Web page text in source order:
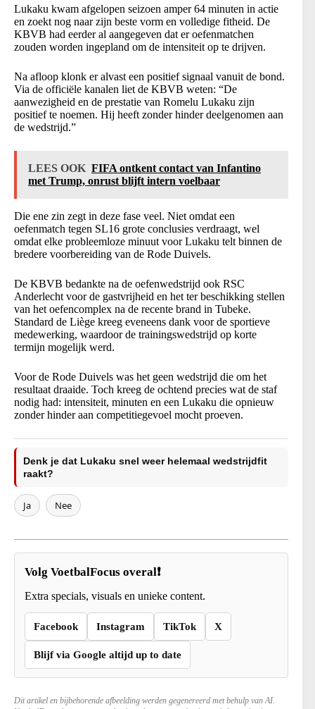
Lukaku kwam afgelopen seizoen amper 64 minuten in actie
en zoekt nog naar zijn beste vorm en volledige fitheid. De
KBVB had eerder al aangegeven dat er oefenmatchen
zouden worden ingepland om de intensiteit op te drijven.
Na afloop klonk er alvast een positief signaal vanuit de bond.
Via de officiële kanalen liet de KBVB weten: “De
aanwezigheid en de prestatie van Romelu Lukaku zijn
positief te noemen. Hij heeft zonder hinder deelgenomen aan
de wedstrijd.”
LEES OOK FIFA ontkent contact van Infantino
met Trump, onrust blijft intern voelbaar
Die ene zin zegt in deze fase veel. Niet omdat een
oefenmatch tegen SL16 grote conclusies verdraagt, wel
omdat elke probleemloze minuut voor Lukaku telt binnen de
bredere voorbereiding van de Rode Duivels.
De KBVB bedankte na de oefenwedstrijd ook RSC
Anderlecht voor de gastvrijheid en het ter beschikking stellen
van het oefencomplex na de recente brand in Tubeke.
Standard de Liège kreeg eveneens dank voor de sportieve
medewerking, waardoor de trainingswedstrijd op korte
termijn mogelijk werd.
Voor de Rode Duivels was het geen wedstrijd die om het
resultaat draaide. Toch kreeg de ochtend precies wat de staf
nodig had: intensiteit, minuten en een Lukaku die opnieuw
zonder hinder aan competitiegevoel mocht proeven.
Denk je dat Lukaku snel weer helemaal wedstrijdfit
raakt?
Ja Nee
Volg VoetbalFocus overal❗
Extra specials, visuals en unieke content.
Facebook Instagram TikTok X
Blijf via Google altijd up to date
Dit artikel en bijbehorende afbeelding werden gegenereerd met behulp van AI.